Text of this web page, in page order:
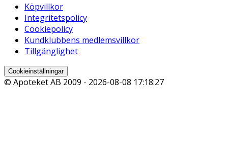
Köpvillkor
Integritetspolicy
Cookiepolicy
Kundklubbens medlemsvillkor
Tillgänglighet
Cookieinställningar
© Apoteket AB 2009 - 2026-08-08 17:18:27